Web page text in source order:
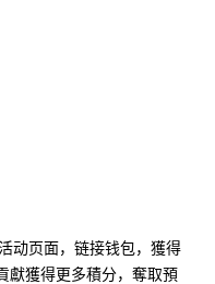
动页面，链接钱包，獲得
獻獲得更多積分，奪取預